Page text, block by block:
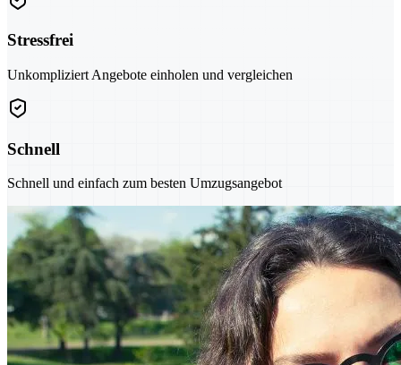
Stressfrei
Unkompliziert Angebote einholen und vergleichen
Schnell
Schnell und einfach zum besten Umzugsangebot